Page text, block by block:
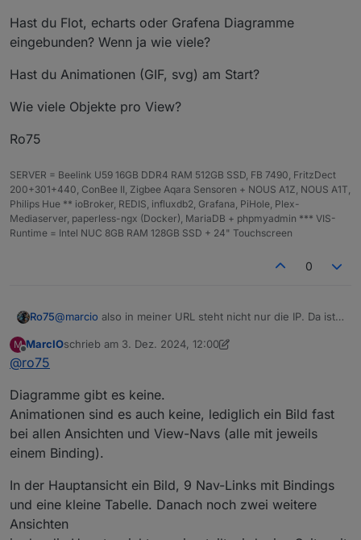
Hast du Flot, echarts oder Grafena Diagramme
eingebunden? Wenn ja wie viele?
Hast du Animationen (GIF, svg) am Start?
Wie viele Objekte pro View?
Ro75
SERVER = Beelink U59 16GB DDR4 RAM 512GB SSD, FB 7490, FritzDect
200+301+440, ConBee II, Zigbee Aqara Sensoren + NOUS A1Z, NOUS A1T,
Philips Hue ** ioBroker, REDIS, influxdb2, Grafana, PiHole, Plex-
Mediaserver, paperless-ngx (Docker), MariaDB + phpmyadmin *** VIS-
Runtime = Intel NUC 8GB RAM 128GB SSD + 24" Touchscreen
0
Ro75@marcio also in meiner URL steht nicht nur die IP. Da ist
Hast du Flot, echarts oder Grafena Diagramme
Wie viele Objekte pro View?
Ro75
M
Offline
MarcIOschrieb am 3. Dez. 2024, 12:00
zuletzt editiert von MarcIO12. März 2024, 13:01
@ro75
Diagramme gibt es keine.
Animationen sind es auch keine, lediglich ein Bild fast
bei allen Ansichten und View-Navs (alle mit jeweils
einem Binding).
In der Hauptansicht ein Bild, 9 Nav-Links mit Bindings
und eine kleine Tabelle. Danach noch zwei weitere
Ansichten